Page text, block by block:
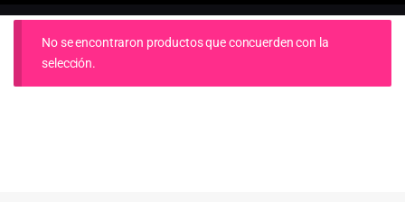
No se encontraron productos que concuerden con la
selección.